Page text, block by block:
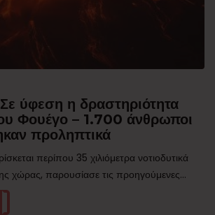
ύφεση η δραστηριότητα
Φουέγο – 1.700 άνθρωποι
προληπτικά
περίπου 35 χιλιόμετρα νοτιοδυτικά
χώρας, παρουσίασε τις προηγούμενες...